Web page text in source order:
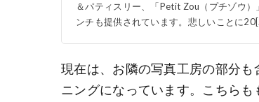
＆パティスリー、「Petit Zou（プチゾウ
ンチも提供されています。悲しいことに
現在は、お隣の写真工房の部分
ニングになっています。こちら